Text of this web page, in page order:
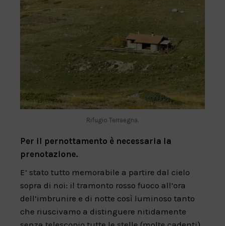
Rifugio Terraegna.
Per il pernottamento è necessaria la
prenotazione.
E’ stato tutto memorabile a partire dal cielo
sopra di noi: il tramonto rosso fuoco all’ora
dell’imbrunire e di notte così luminoso tanto
che riuscivamo a distinguere nitidamente